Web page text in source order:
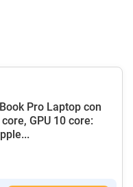
Pro Laptop con
GPU 10 core: